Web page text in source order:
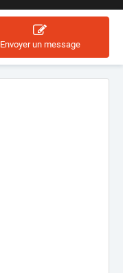
Envoyer un message